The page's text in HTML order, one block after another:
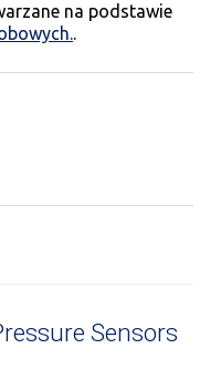
na podstawie
.
Sensors